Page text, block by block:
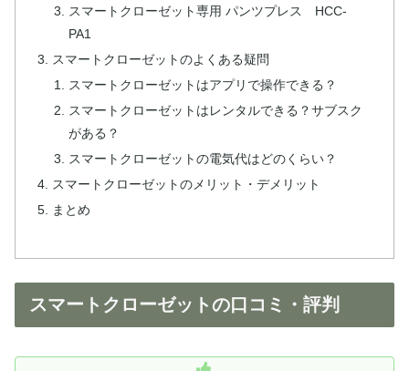
スマートクローゼット専用 パンツプレス HCC-
PA1
スマートクローゼットのよくある疑問
スマートクローゼットはアプリで操作できる？
スマートクローゼットはレンタルできる？サブスク
がある？
スマートクローゼットの電気代はどのくらい？
スマートクローゼットのメリット・デメリット
まとめ
スマートクローゼットの口コミ・評判